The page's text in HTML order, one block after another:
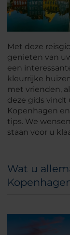
Met deze
genieten van
een
kleurrijke
met vrienden,
deze gids vindt
Kopenhagen
tips. We
staan voor u
Wat u